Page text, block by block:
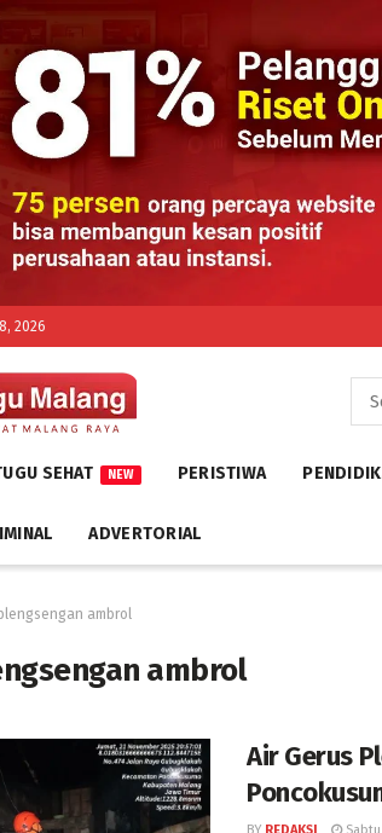
2026
SEHAT NEW PERISTIWA
ADVERTORIAL
ambrol
ambrol
Air Gerus
BY REDAKSI